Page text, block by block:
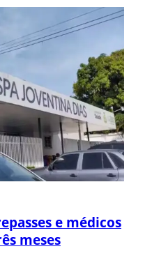
e médicos
meses